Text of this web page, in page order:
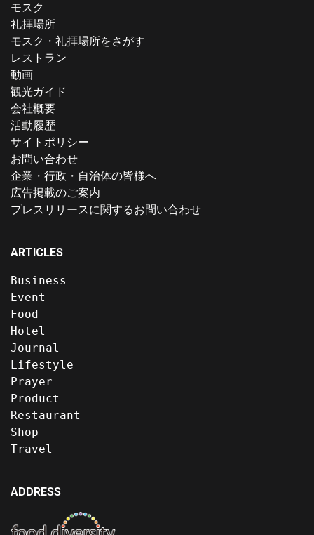
モスク
礼拝場所
モスク・礼拝場所をさがす
レストラン
動画
観光ガイド
会社概要
活動履歴
サイトポリシー
お問い合わせ
企業・行政・自治体の皆様へ
広告掲載のご案内
プレスリリースに関するお問い合わせ
ARTICLES
Business
Event
Food
Hotel
Journal
Lifestyle
Prayer
Product
Restaurant
Shop
Travel
ADDRESS